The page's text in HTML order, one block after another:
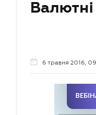
6 травня 2016,